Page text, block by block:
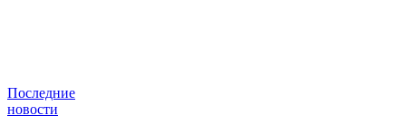
Последние
новости